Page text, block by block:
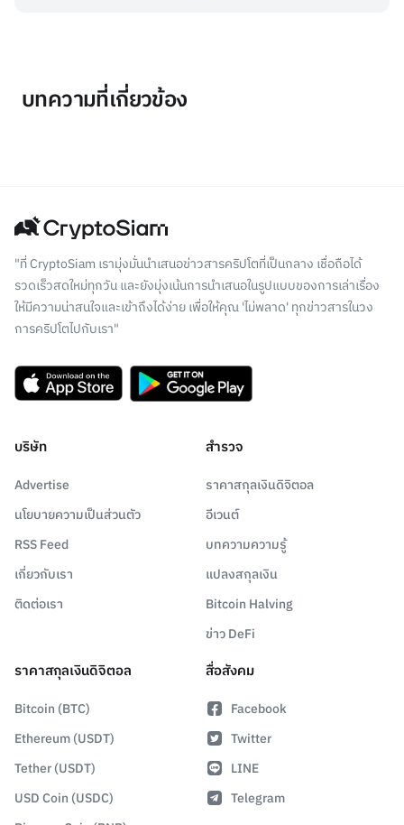
บทความที่เกี่ยวข้อง
"ที่ CryptoSiam เรามุ่งมั่นนำเสนอข่าวสารคริปโตที่เป็นกลาง เชื่อถือได้
รวดเร็วสดใหม่ทุกวัน และยังมุ่งเน้นการนำเสนอในรูปแบบของการเล่าเรื่อง
ให้มีความน่าสนใจและเข้าถึงได้ง่าย เพื่อให้คุณ 'ไม่พลาด' ทุกข่าวสารในวง
การคริปโตไปกับเรา"
บริษัท
Advertise
นโยบายความเป็นส่วนตัว
RSS Feed
เกี่ยวกับเรา
ติดต่อเรา
สำรวจ
ราคาสกุลเงินดิจิตอล
อีเวนต์
บทความความรู้
แปลงสกุลเงิน
Bitcoin Halving
ข่าว DeFi
ราคาสกุลเงินดิจิตอล
Bitcoin (BTC)
Ethereum (USDT)
Tether (USDT)
USD Coin (USDC)
สื่อสังคม
Facebook
Twitter
LINE
Telegram